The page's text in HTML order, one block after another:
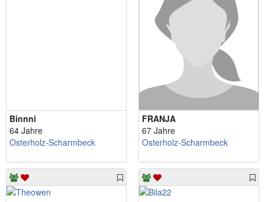
Binnni
64 Jahre
Osterholz-Scharmbeck
FRANJA
67 Jahre
Osterholz-Scharmbeck